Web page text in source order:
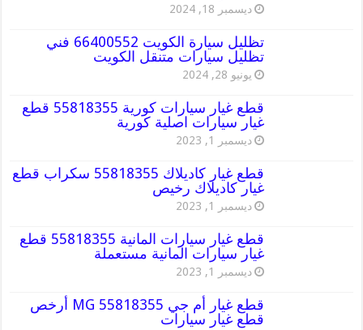
ديسمبر 18, 2024
تظليل سيارة الكويت 66400552 فني
تظليل سيارات متنقل الكويت
يونيو 28, 2024
قطع غيار سيارات كورية 55818355 قطع
غيار سيارات اصلية كورية
ديسمبر 1, 2023
قطع غيار كاديلاك 55818355 سكراب قطع
غيار كاديلاك رخيص
ديسمبر 1, 2023
قطع غيار سيارات المانية 55818355 قطع
غيار سيارات المانية مستعملة
ديسمبر 1, 2023
قطع غيار أم جي MG 55818355 أرخص
قطع غيار سيارات